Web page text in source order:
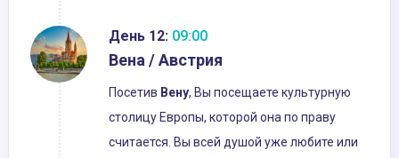
День 12: 09:00
Вена / Австрия
Посетив Вену, Вы посещаете культурную
столицу Европы, которой она по праву
считается. Вы всей душой уже любите или